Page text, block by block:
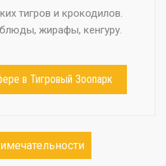
тигров и крокодилов.
жирафы, кенгуру.
в Тигровый Зоопарк